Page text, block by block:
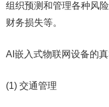
组织预测和管理各种风
财务损失等。
AI嵌入式物联网设备的
(1) 交通管理